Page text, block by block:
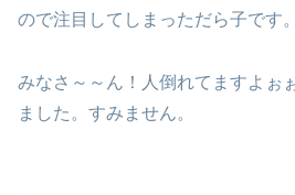
ので注目してしまっただら子です。
みなさ～～ん！人倒れてますよぉ
ました。すみません。